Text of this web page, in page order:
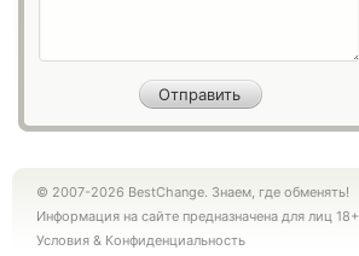
© 2007-2026 BestChange. Знаем, где обменять!
Информация на сайте предназначена для лиц 18+
Условия & Конфиденциальность